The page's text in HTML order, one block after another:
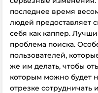
последнее время
людей предоставляет
себя как каппер.
проблема поиска.
пользователей,
же им делать, чтобы
которым можно будет
отрезке сотрудничать